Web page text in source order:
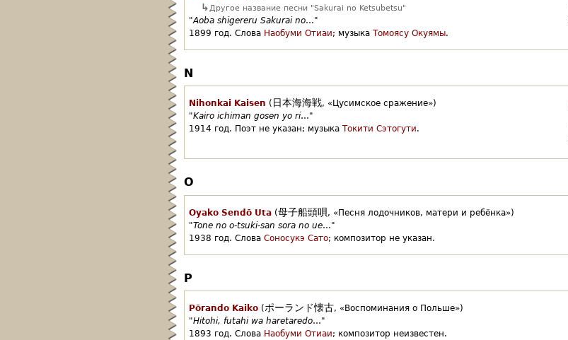
↳Другое название песни "Sakurai no Ketsubetsu"
"Aoba shigereru Sakurai no…"
1899 год. Слова Наобуми Отиаи; музыка Томоясу Окуямы.
N
Nihonkai Kaisen ( 日本海海戦, «Цусимское сражение»)
"Kairo ichiman gosen yo ri…"
1914 год. Поэт не указан; музыка Токити Сэтогути.
O
Oyako Sendō Uta (母子船頭唄, «Песня лодочников, матери и ребёнка»)
"Tone no o-tsuki-san sora no ue…"
1938 год. Слова Соносукэ Сато; композитор не указан.
P
Pōrando Kaiko ( ポーランド懐古, «Воспоминания о Польше»)
"Hitohi, futahi wa haretaredo…"
1893 год. Слова Наобуми Отиаи; композитор неизвестен.